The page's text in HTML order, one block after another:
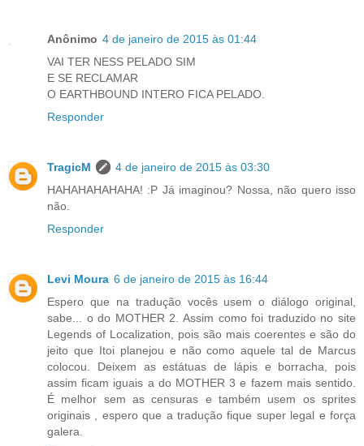
Anônimo 4 de janeiro de 2015 às 01:44
VAI TER NESS PELADO SIM
E SE RECLAMAR
O EARTHBOUND INTERO FICA PELADO.
Responder
TragicM
4 de janeiro de 2015 às 03:30
HAHAHAHAHAHA! :P Já imaginou? Nossa, não quero isso
não.
Responder
Levi Moura 6 de janeiro de 2015 às 16:44
Espero que na tradução vocês usem o diálogo original,
sabe... o do MOTHER 2. Assim como foi traduzido no site
Legends of Localization, pois são mais coerentes e são do
jeito que Itoi planejou e não como aquele tal de Marcus
colocou. Deixem as estátuas de lápis e borracha, pois
assim ficam iguais a do MOTHER 3 e fazem mais sentido.
É melhor sem as censuras e também usem os sprites
originais , espero que a tradução fique super legal e força
galera.